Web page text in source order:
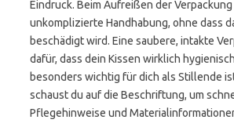
Eindruck. Beim Aufreißen der
unkomplizierte Handhabung, ohne dass
beschädigt wird. Eine saubere, intakte
dafür, dass dein Kissen wirklich
besonders wichtig für dich als Stillende
schaust du auf die Beschriftung, um
Pflegehinweise und